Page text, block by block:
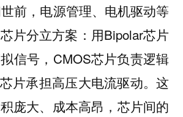
前，电源管理、电机驱动等
片分立方案：用Bipolar芯片
信号，CMOS芯片负责逻辑
片承担高压大电流驱动。这
庞大、成本高昂，芯片间的